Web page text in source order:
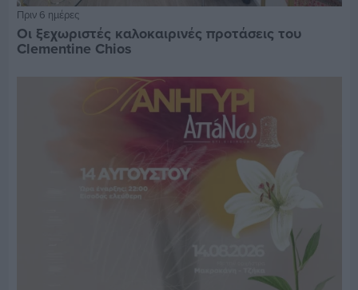
Πριν 6 ημέρες
Οι ξεχωριστές καλοκαιρινές προτάσεις του
Clementine Chios